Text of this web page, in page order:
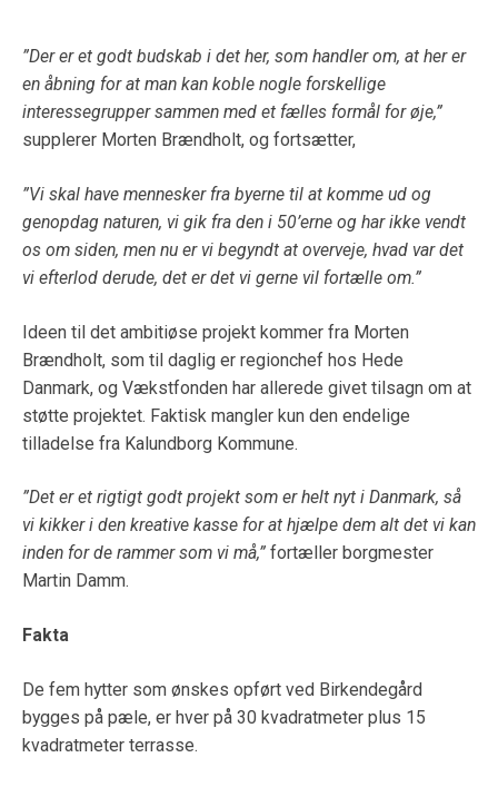
”Der er et godt budskab i det her, som handler om, at her er
en åbning for at man kan koble nogle forskellige
interessegrupper sammen med et fælles formål for øje,”
supplerer Morten Brændholt, og fortsætter,
”Vi skal have mennesker fra byerne til at komme ud og
genopdag naturen, vi gik fra den i 50’erne og har ikke vendt
os om siden, men nu er vi begyndt at overveje, hvad var det
vi efterlod derude, det er det vi gerne vil fortælle om.”
Ideen til det ambitiøse projekt kommer fra Morten
Brændholt, som til daglig er regionchef hos Hede
Danmark, og Vækstfonden har allerede givet tilsagn om at
støtte projektet. Faktisk mangler kun den endelige
tilladelse fra Kalundborg Kommune.
”Det er et rigtigt godt projekt som er helt nyt i Danmark, så
vi kikker i den kreative kasse for at hjælpe dem alt det vi kan
inden for de rammer som vi må,” fortæller borgmester
Martin Damm.
Fakta
De fem hytter som ønskes opført ved Birkendegård
bygges på pæle, er hver på 30 kvadratmeter plus 15
kvadratmeter terrasse.